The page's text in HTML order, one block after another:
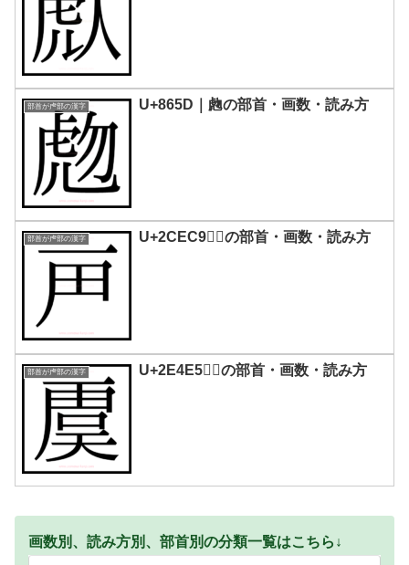
部首が虍部の漢字 U+865D｜虝の部首・画数・読み方
部首が虍部の漢字 U+2CEC9｜𬻉の部首・画数・読み方
部首が虍部の漢字 U+2E4E5｜𮓥の部首・画数・読み方
画数別、読み方別、部首別の分類一覧はこちら↓